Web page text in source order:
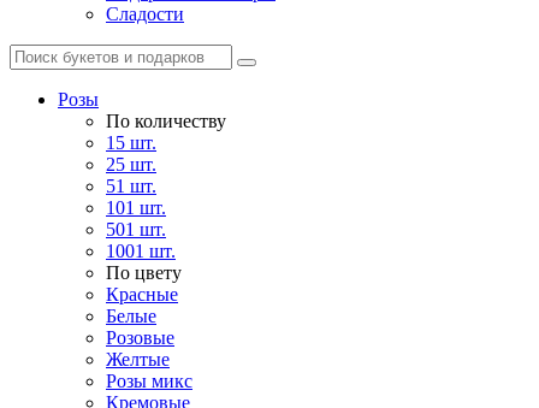
Сладости
Розы
По количеству
15 шт.
25 шт.
51 шт.
101 шт.
501 шт.
1001 шт.
По цвету
Красные
Белые
Розовые
Желтые
Розы микс
Кремовые